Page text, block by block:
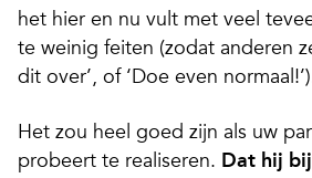
het hier en nu vult met veel
te weinig feiten (zodat anderen
dit over’, of ‘Doe even
Het zou heel goed zijn als uw
probeert te realiseren. Dat hij